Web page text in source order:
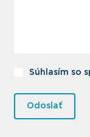
Súhlasím so
Odoslať